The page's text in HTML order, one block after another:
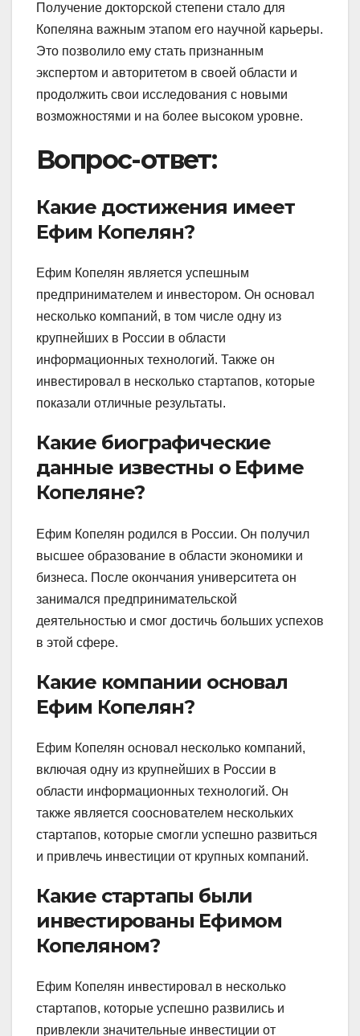
Получение докторской степени стало для
Копеляна важным этапом его научной карьеры.
Это позволило ему стать признанным
экспертом и авторитетом в своей области и
продолжить свои исследования с новыми
возможностями и на более высоком уровне.
Вопрос-ответ:
Какие достижения имеет
Ефим Копелян?
Ефим Копелян является успешным
предпринимателем и инвестором. Он основал
несколько компаний, в том числе одну из
крупнейших в России в области
информационных технологий. Также он
инвестировал в несколько стартапов, которые
показали отличные результаты.
Какие биографические
данные известны о Ефиме
Копеляне?
Ефим Копелян родился в России. Он получил
высшее образование в области экономики и
бизнеса. После окончания университета он
занимался предпринимательской
деятельностью и смог достичь больших успехов
в этой сфере.
Какие компании основал
Ефим Копелян?
Ефим Копелян основал несколько компаний,
включая одну из крупнейших в России в
области информационных технологий. Он
также является сооснователем нескольких
стартапов, которые смогли успешно развиться
и привлечь инвестиции от крупных компаний.
Какие стартапы были
инвестированы Ефимом
Копеляном?
Ефим Копелян инвестировал в несколько
стартапов, которые успешно развились и
привлекли значительные инвестиции от